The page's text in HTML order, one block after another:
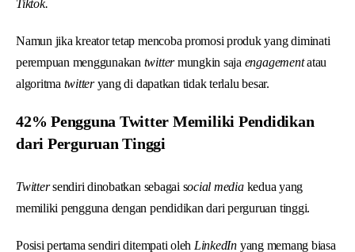
Tiktok.
Namun jika kreator tetap mencoba promosi produk yang diminati
perempuan menggunakan twittermungkin saja engagementatau
algoritma twitteryang di dapatkan tidak terlalu besar.
42% Pengguna Twitter Memiliki Pendidikan
dari Perguruan Tinggi
Twittersendiri dinobatkan sebagai social mediakedua yang
memiliki pengguna dengan pendidikan dari perguruan tinggi.
Posisi pertama sendiri ditempati oleh LinkedInyang memang biasa